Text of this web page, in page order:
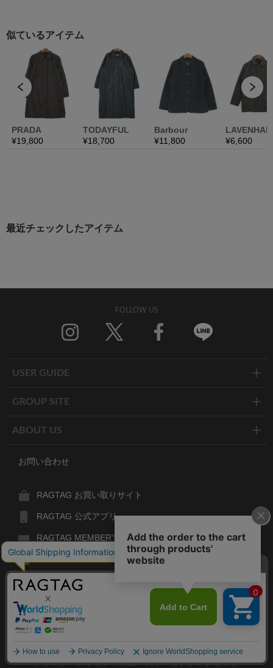
最近チェックしたアイテム
FOLLOW US
USER GUIDE
GROUP SITE
ABOUT US
お問い合わせ
RAGTAG お買い取りサイト
RAGTAG 公式アプリ
RAGTAG MEMBER'S CARD
RAGTAG MAGAZINE
RAGTAG Global
RAGTAG
デザイナーズブランドのユーズド・セレクトショップ